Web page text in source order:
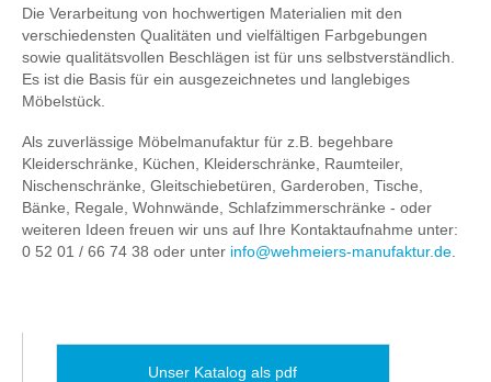
Die Verarbeitung von hochwertigen Materialien mit den
verschiedensten Qualitäten und vielfältigen Farbgebungen
sowie qualitätsvollen Beschlägen ist für uns selbstverständlich.
Es ist die Basis für ein ausgezeichnetes und langlebiges
Möbelstück.
Als zuverlässige Möbelmanufaktur für z.B. begehbare
Kleiderschränke, Küchen, Kleiderschränke, Raumteiler,
Nischenschränke, Gleitschiebetüren, Garderoben, Tische,
Bänke, Regale, Wohnwände, Schlafzimmerschränke - oder
weiteren Ideen freuen wir uns auf Ihre Kontaktaufnahme unter:
0 52 01 / 66 74 38 oder unter info@wehmeiers-manufaktur.de
Unser Katalog als pdf